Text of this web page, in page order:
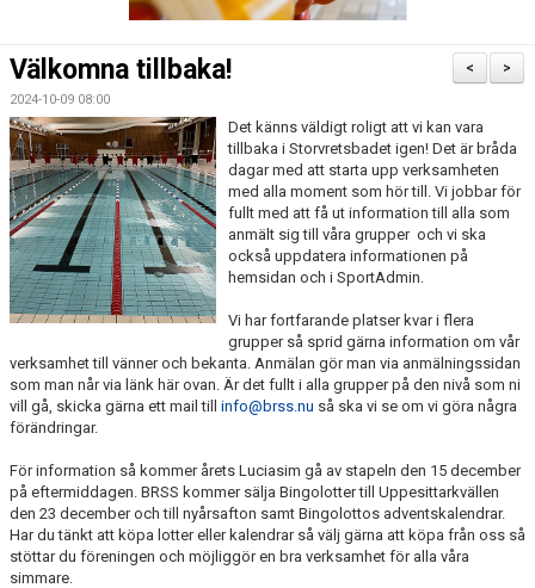
NYHETER
KALENDER
BILDGALLERI
DOKUMENT
>
<
Välkomna tillbaka!
2024-10-09 08:00
Det känns väldigt roligt att vi kan vara
tillbaka i Storvretsbadet igen! Det är bråda
dagar med att starta upp verksamheten
med alla moment som hör till. Vi jobbar för
fullt med att få ut information till alla som
anmält sig till våra grupper och vi ska
också uppdatera informationen på
hemsidan och i SportAdmin.
Vi har fortfarande platser kvar i flera
grupper så sprid gärna information om vår
verksamhet till vänner och bekanta. Anmälan gör man via anmälningssidan
som man når via länk här ovan. Är det fullt i alla grupper på den nivå som ni
vill gå, skicka gärna ett mail till info@brss.nu så ska vi se om vi göra några
förändringar.
För information så kommer årets Luciasim gå av stapeln den 15 december
på eftermiddagen. BRSS kommer sälja Bingolotter till Uppesittarkvällen
den 23 december och till nyårsafton samt Bingolottos adventskalendrar.
Har du tänkt att köpa lotter eller kalendrar så välj gärna att köpa från oss så
stöttar du föreningen och möjliggör en bra verksamhet för alla våra
simmare.